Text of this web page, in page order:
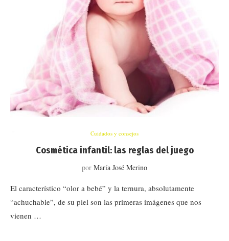
Cuidados y consejos
Cosmética infantil: las reglas del juego
por María José Merino
El característico “olor a bebé” y la ternura, absolutamente
“achuchable”, de su piel son las primeras imágenes que nos
vienen …